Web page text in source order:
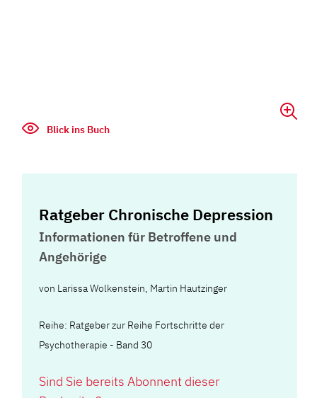
Blick ins Buch
Ratgeber Chronische Depression
Informationen für Betroffene und
Angehörige
von Larissa Wolkenstein, Martin Hautzinger
Reihe: Ratgeber zur Reihe Fortschritte der
Psychotherapie - Band 30
Sind Sie bereits Abonnent dieser